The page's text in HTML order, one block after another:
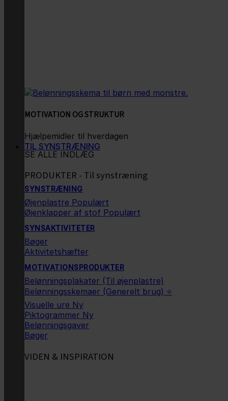
MOTIVATION OG STRUKTUR
Hjælpemidler til hverdagen
SE ALLE INDLÆG
TIL SYNSTRÆNING
PRODUKTER - Til synstræning
SYNSTRÆNING
Øjenplastre
Øjenklapper af stof
SYNSAKTIVITETER
Bøger
Aktivitetshæfter
MOTIVATIONSPRODUKTER
Belønningsplakater (Til øjenplastre)
Belønningsskemaer (Generelt brug) ⭐
Visuelle ure
Piktogrammer
Belønningsgaver
Bøger
VIDEN & INSPIRATION